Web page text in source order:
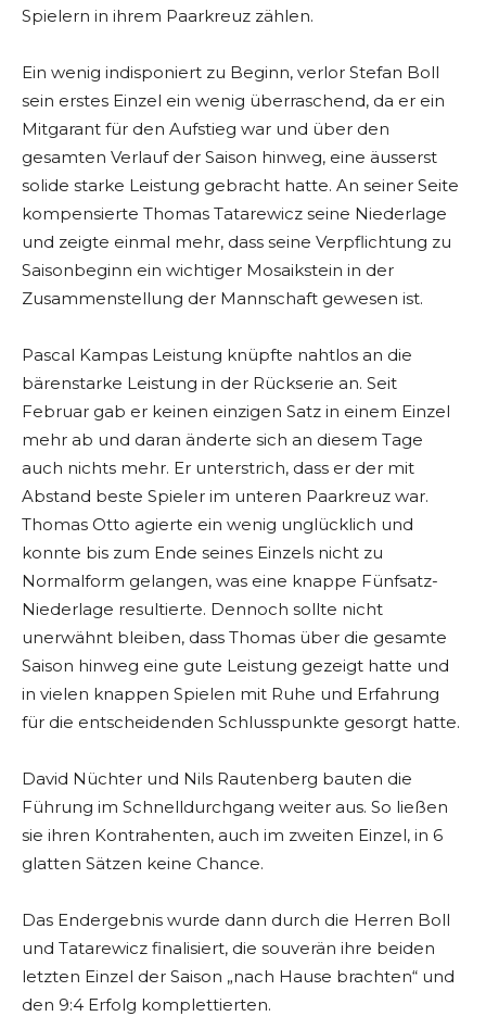
Spielern in ihrem Paarkreuz zählen.
Ein wenig indisponiert zu Beginn, verlor Stefan Boll
sein erstes Einzel ein wenig überraschend, da er ein
Mitgarant für den Aufstieg war und über den
gesamten Verlauf der Saison hinweg, eine äusserst
solide starke Leistung gebracht hatte. An seiner Seite
kompensierte Thomas Tatarewicz seine Niederlage
und zeigte einmal mehr, dass seine Verpflichtung zu
Saisonbeginn ein wichtiger Mosaikstein in der
Zusammenstellung der Mannschaft gewesen ist.
Pascal Kampas Leistung knüpfte nahtlos an die
bärenstarke Leistung in der Rückserie an. Seit
Februar gab er keinen einzigen Satz in einem Einzel
mehr ab und daran änderte sich an diesem Tage
auch nichts mehr. Er unterstrich, dass er der mit
Abstand beste Spieler im unteren Paarkreuz war.
Thomas Otto agierte ein wenig unglücklich und
konnte bis zum Ende seines Einzels nicht zu
Normalform gelangen, was eine knappe Fünfsatz-
Niederlage resultierte. Dennoch sollte nicht
unerwähnt bleiben, dass Thomas über die gesamte
Saison hinweg eine gute Leistung gezeigt hatte und
in vielen knappen Spielen mit Ruhe und Erfahrung
für die entscheidenden Schlusspunkte gesorgt hatte.
David Nüchter und Nils Rautenberg bauten die
Führung im Schnelldurchgang weiter aus. So ließen
sie ihren Kontrahenten, auch im zweiten Einzel, in 6
glatten Sätzen keine Chance.
Das Endergebnis wurde dann durch die Herren Boll
und Tatarewicz finalisiert, die souverän ihre beiden
letzten Einzel der Saison „nach Hause brachten“ und
den 9:4 Erfolg komplettierten.